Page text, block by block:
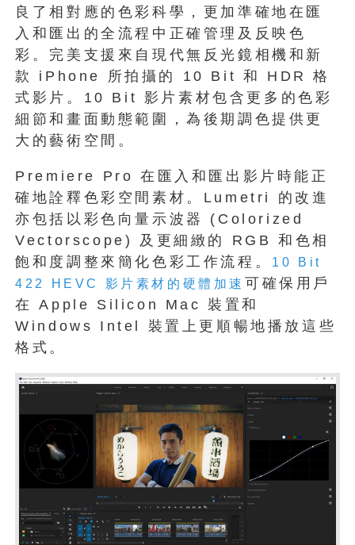
良了相對應的色彩科學，更加準確地在匯
入和匯出的全流程中正確管理及反映色
彩。完美支援來自現代無反光鏡相機和新
款 iPhone 所拍攝的 10 Bit 和 HDR 格
式影片。10 Bit 影片素材包含更多的色彩
細節和畫面動態範圍，為後期調色提供更
大的藝術空間。
Premiere Pro 在匯入和匯出影片時能正
確地詮釋色彩空間素材。Lumetri 的改進
亦包括以彩色向量示波器 ( Colorized
Vectorscope) 及更細緻的 RGB 和色相
飽和度調整來簡化色彩工作流程。
10 Bit
422 HEVC 影片素材的硬體加速 可確保用戶
在 Apple Silicon Mac 裝置和
Windows Intel 裝置上更順暢地播放這些
格式。